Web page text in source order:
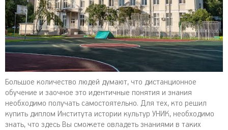
Большое количество людей думают, что дистанционное
обучение и заочное это идентичные понятия и знания
необходимо получать самостоятельно. Для тех, кто решил
купить диплом Института истории культур УНИК, необходимо
знать, что здесь Вы сможете овладеть знаниями в таких